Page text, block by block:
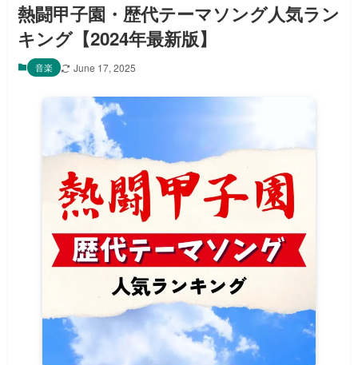
熱闘甲子園・歴代テーマソング人気ラン
キング【2024年最新版】
音楽 June 17, 2025